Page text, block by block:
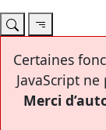
Certaines
JavaScript
Merci